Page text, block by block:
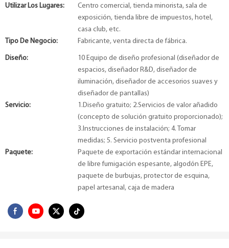
Utilizar Los Lugares:
Centro comercial, tienda minorista, sala de
exposición, tienda libre de impuestos, hotel,
casa club, etc.
Tipo De Negocio:
Fabricante, venta directa de fábrica.
Diseño:
10 Equipo de diseño profesional (diseñador de
espacios, diseñador R&D, diseñador de
iluminación, diseñador de accesorios suaves y
diseñador de pantallas)
Servicio:
1.Diseño gratuito; 2.Servicios de valor añadido
(concepto de solución gratuito proporcionado);
3.Instrucciones de instalación; 4. Tomar
medidas; 5. Servicio postventa profesional
Paquete:
Paquete de exportación estándar internacional
de libre fumigación espesante, algodón EPE,
paquete de burbujas, protector de esquina,
papel artesanal, caja de madera